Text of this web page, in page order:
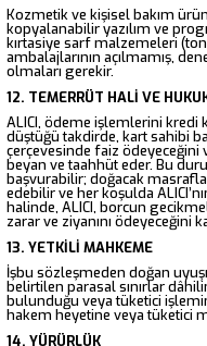
Kozmetik ve kişisel bakım
kopyalanabilir yazılım ve
kırtasiye sarf malzemeleri
ambalajlarının açılmamış,
olmaları gerekir.
12. TEMERRÜT HALİ VE
ALICI, ödeme işlemlerini kredi
düştüğü takdirde, kart sahibi
çerçevesinde faiz ödeyeceğini
beyan ve taahhüt eder. Bu
başvurabilir; doğacak
edebilir ve her koşulda
halinde, ALICI, borcun
zarar ve ziyanını ödeyeceğini
13. YETKİLİ MAHKEME
İşbu sözleşmeden doğan
belirtilen parasal sınırlar
bulunduğu veya tüketici
hakem heyetine veya tüketici
14. YÜRÜRLÜK